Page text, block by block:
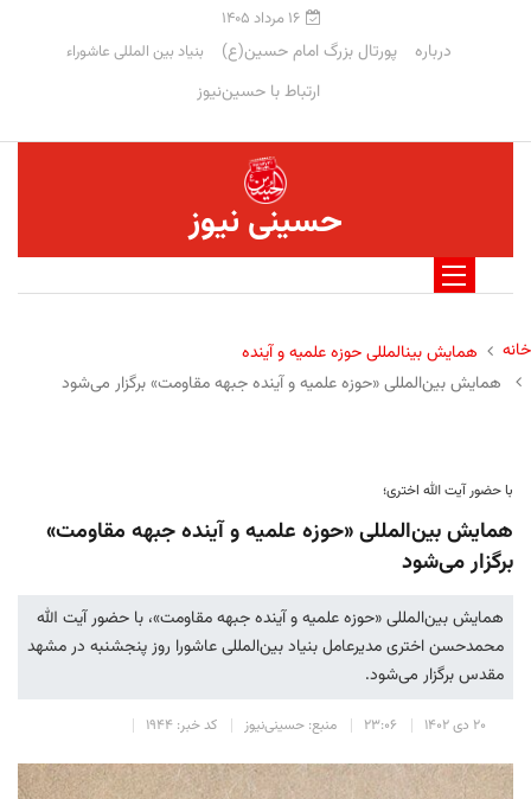
۱۶ مرداد ۱۴۰۵
درباره پورتال بزرگ امام حسین(ع) بنیاد بین المللی عاشوراء
ارتباط با حسین‌نیوز
حسینی نیوز
خانه
همایش بینالمللی حوزه علمیه و آینده
همایش بین‌المللی «حوزه علمیه و آینده جبهه مقاومت» برگزار می‌شود
با حضور آیت الله اختری؛
همایش بین‌المللی «حوزه علمیه و آینده جبهه مقاومت»
برگزار می‌شود
همایش بین‌المللی «حوزه علمیه و آینده جبهه مقاومت»، با حضور آیت الله
محمدحسن اختری مدیرعامل بنیاد بین‌المللی عاشورا روز پنجشنبه در مشهد
مقدس برگزار می‌شود.
۲۰ دی ۱۴۰۲ ۲۳:۰۶ منبع: حسینی‌نیوز کد خبر: ۱۹۴۴